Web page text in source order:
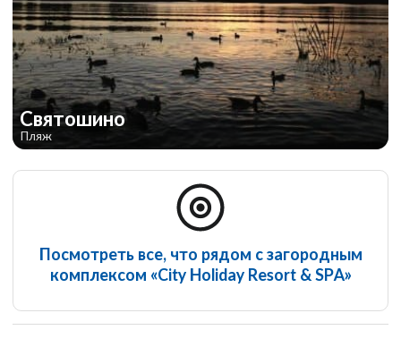
Святошино
Пляж
Посмотреть все, что рядом с загородным
комплексом «City Holiday Resort & SPA»